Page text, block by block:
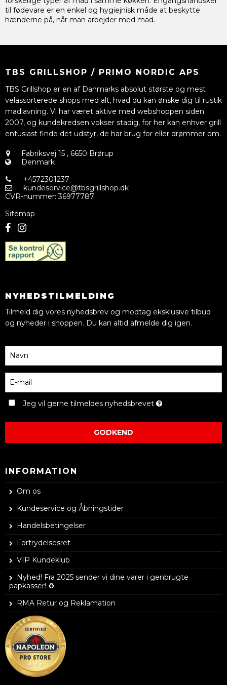
til fødevare er en enkel og hygiejnisk måde at beskytte
hænderne på, når man arbejder med mad.
TBS GRILLSHOP / PRIMO NORDIC APS
TBS Grillshop er en af Danmarks absolut største og mest
velassorterede shops med alt, hvad du kan ønske dig til rustik
madlavning. Vi har været aktive med webshoppen siden
2007, og kundekredsen vokser stadig, for her kan enhver grill
entusiast finde det udstyr, de har brug for eller drømmer om.
Fabriksvej 15 , 6650 Brørup
Denmark
+4572301237
kundeservice@tbsgrillshop.dk
CVR-nummer: 36977787
Sitemap
NYHEDSTILMELDING
Tilmeld dig vores nyhedsbrev og modtag eksklusive tilbud
og nyheder i shoppen. Du kan altid afmelde dig igen.
Jeg vil gerne tilmeldes nyhedsbrevet
GODKEND
INFORMATION
Om os
Kundeservice og Åbningstider
Handelsbetingelser
Fortrydelsesret
VIP Kundeklub
Nyhed! Fra 2025 sender vi dine varer i genbrugte
papkasser! ♻️
RMA Retur og Reklamation